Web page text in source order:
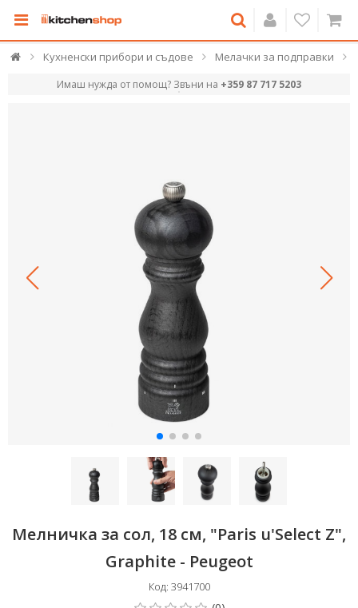
Кухненски прибори и съдове Мелачки за подправки
Имаш нужда от помощ? Звъни на +359 87 717 5203
Мелничка за сол, 18 см, "Paris u'Select Z",
Graphite - Peugeot
Код: 3941700